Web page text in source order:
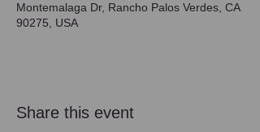
Montemalaga Dr, Rancho Palos Verdes, CA
90275, USA
Share this event